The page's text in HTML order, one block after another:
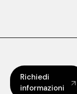
Richiedi
informazioni